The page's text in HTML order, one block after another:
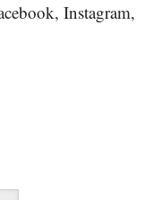
Instagram,